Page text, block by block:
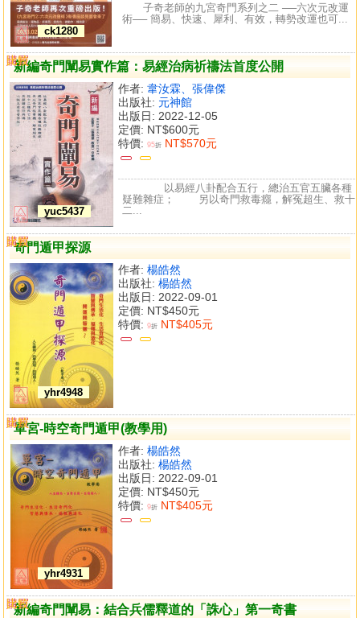
ck1280
子奇老師的九宮奇門系列之二 ──六次元改運
術── 簡易、快速、犀利、有效，轉勢改運也可...
新編奇門闡易實作篇：易經治病祈禱法首度公開
yuc5437
作者: 韋汝霖、張偉傑
出版社: 元神館
出版日: 2022-12-05
定價: NT$600元
特價: 95折 NT$570元
購買
比較
以易經八卦配合五行，總治五官五臟各種
疑難雜症； 另以奇門救毒癮，解冤超生、救十
二...
奇門遁甲探源
yhr4948
作者: 楊皓然
出版社: 楊皓然
出版日: 2022-09-01
定價: NT$450元
特價: 9折 NT$405元
購買
比較
單宮-時空奇門遁甲(教學用)
yhr4931
作者: 楊皓然
出版社: 楊皓然
出版日: 2022-09-01
定價: NT$450元
特價: 9折 NT$405元
購買
比較
新編奇門闡易：結合兵儒釋道的「誅心」第一奇書
購買
比較